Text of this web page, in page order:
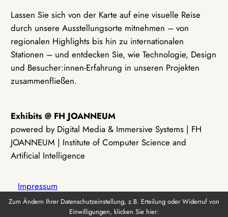
Lassen Sie sich von der Karte auf eine visuelle Reise
durch unsere Ausstellungsorte mitnehmen – von
regionalen Highlights bis hin zu internationalen
Stationen – und entdecken Sie, wie Technologie, Design
und Besucher:innen-Erfahrung in unseren Projekten
zusammenfließen.
Exhibits @ FH JOANNEUM
powered by Digital Media & Immersive Systems | FH
JOANNEUM | Institute of Computer Science and
Artificial Intelligence
Impressum
Zum Ändern Ihrer Datenschutzeinstellung, z.B. Erteilung oder Widerruf von
Einwilligungen, klicken Sie hier: